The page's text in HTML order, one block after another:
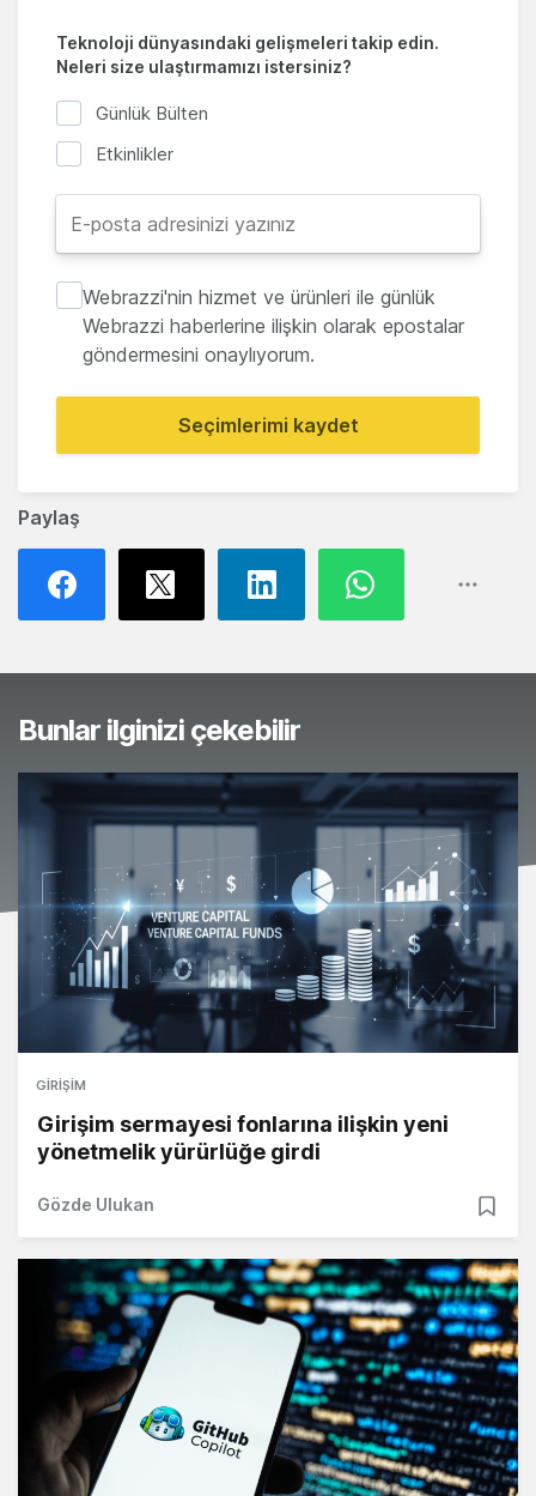
Paylaş
Teknoloji dünyasındaki gelişmeleri takip edin.
Neleri size ulaştırmamızı istersiniz?
Günlük Bülten
Etkinlikler
Webrazzi'nin hizmet ve ürünleri ile günlük
Webrazzi haberlerine ilişkin olarak epostalar
göndermesini onaylıyorum.
Seçimlerimi kaydet
Bunlar ilginizi çekebilir
GIRIŞIM
Girişim sermayesi fonlarına ilişkin yeni
yönetmelik yürürlüğe girdi
Gözde Ulukan